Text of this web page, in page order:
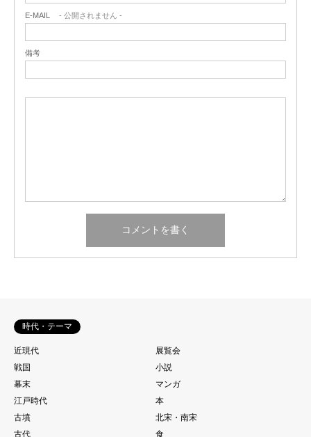
E-MAIL - 公開されません -
備考
時代・テーマ
近現代
展覧会
戦国
小説
幕末
マンガ
江戸時代
本
古墳
北宋・南宋
古代
食